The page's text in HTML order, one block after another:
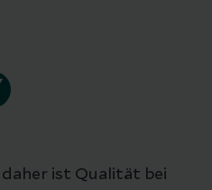
ist Qualität bei